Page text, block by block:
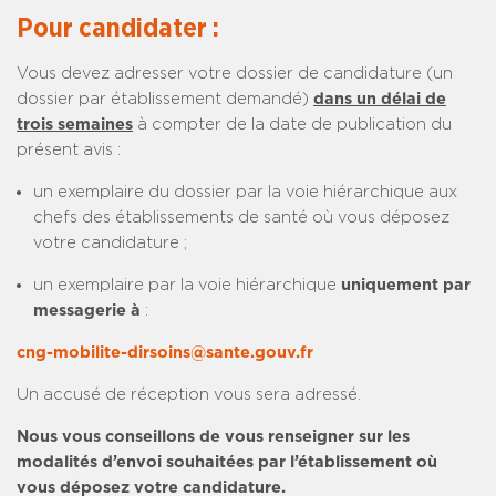
Pour candidater :
Vous devez adresser votre dossier de candidature (un
dossier par établissement demandé) dans un délai de
trois semaines à compter de la date de publication du
présent avis :
un exemplaire du dossier par la voie hiérarchique aux
chefs des établissements de santé où vous déposez
votre candidature ;
un exemplaire par la voie hiérarchique uniquement par
messagerie à :
cng-mobilite-dirsoins@sante.gouv.fr
Un accusé de réception vous sera adressé.
Nous vous conseillons de vous renseigner sur les
modalités d’envoi souhaitées par l’établissement où
vous déposez votre candidature.